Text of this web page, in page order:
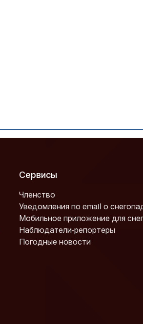
Сервисы
Членство
Уведомления по email о
Мобильное приложение для
Наблюдатели-репортеры
Погодные новости